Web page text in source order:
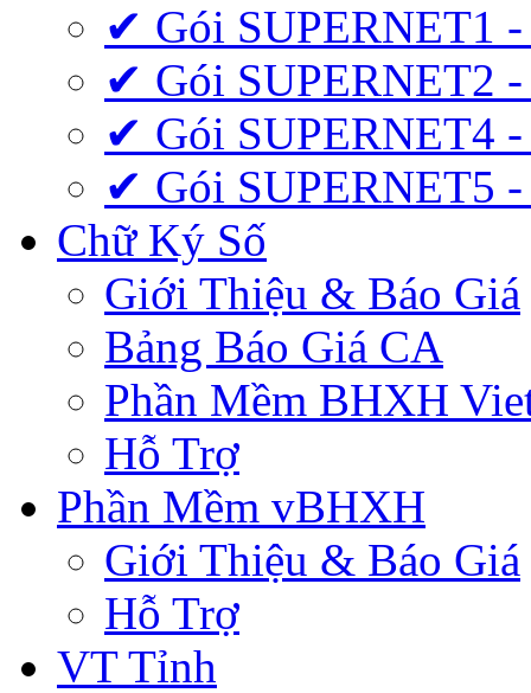
✔ Gói SUPERNET1
✔ Gói SUPERNET2
✔ Gói SUPERNET4
✔ Gói SUPERNET5
Chữ Ký Số
Giới Thiệu & Báo Giá
Bảng Báo Giá CA
Phần Mềm BHXH
Hỗ Trợ
Phần Mềm vBHXH
Giới Thiệu & Báo Giá
Hỗ Trợ
VT Tỉnh